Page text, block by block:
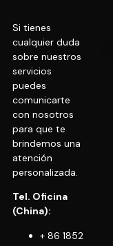
Si tienes
cualquier duda
sobre nuestros
servicios
puedes
comunicarte
con nosotros
para que te
brindemos una
atención
personalizada.
Tel. Oficina
(China):
+ 86 1852